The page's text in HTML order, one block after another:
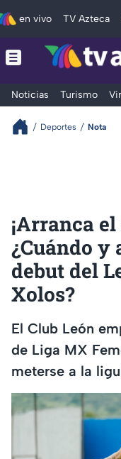
en vivo TV Azteca
Noticias Turismo
Deportes Nota
¡Arranca
¿Cuándo y
debut del
Xolos?
El Club León
de Liga MX
meterse a la